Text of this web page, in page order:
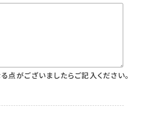
点がございましたらご記入ください。